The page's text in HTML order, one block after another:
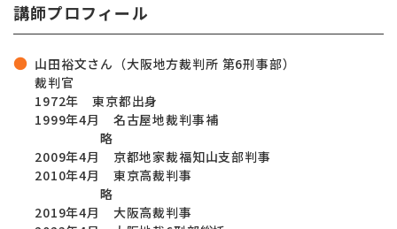
講師プロフィール
山田裕文さん（大阪地方裁判所 第6刑事部）
裁判官
1972年 東京都出身
1999年4月 名古屋地裁判事補
略
2009年4月 京都地家裁福知山支部判事
2010年4月 東京高裁判事
略
2019年4月 大阪高裁判事